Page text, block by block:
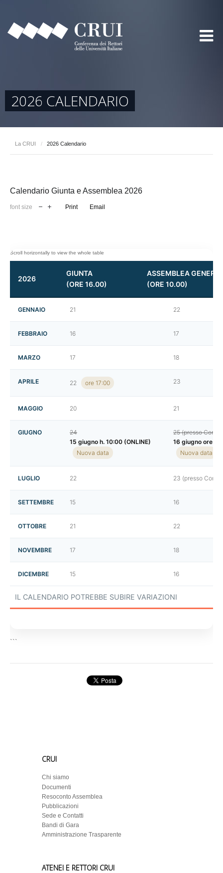
2026 CALENDARIO
La CRUI / 2026 Calendario
Calendario Giunta e Assemblea 2026
font size Print Email
2026
GIUNTA
(ORE 16.00)
ASSEMBLEA
(ORE 10.00)
GENNAIO 21 22
FEBBRAIO 16 17
MARZO 17 18
APRILE 22 ore 17:00 23
MAGGIO 20 21
GIUGNO
24
15 giugno h. 10:00 (ONLINE)
Nuova data
25 (presso
16 giugno ore
Nuova data
LUGLIO 22 23 (presso
SETTEMBRE 15 16
OTTOBRE 21 22
NOVEMBRE 17 18
DICEMBRE 15 16
IL CALENDARIO POTREBBE SUBIRE VARIAZIONI
```
CRUI
Chi siamo
Documenti
Resoconto Assemblea
Pubblicazioni
Sede e Contatti
Bandi di Gara
Amministrazione Trasparente
ATENEI E RETTORI CRUI